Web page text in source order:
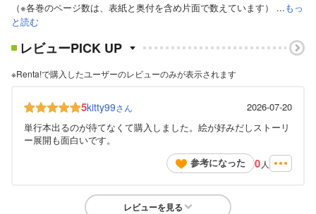
（※各巻のページ数は、表紙と奥付を含め片面で数えています） ...もっ
と読む
レビューPICK UP
※Renta!で購入したユーザーのレビューのみが表示されます
5kitty99さん
2026-07-20
単行本出るのが待てなくて購入しました。絵が好みだしストーリ
ー展開も面白いです。
参考になった
0 人
レビューを見る